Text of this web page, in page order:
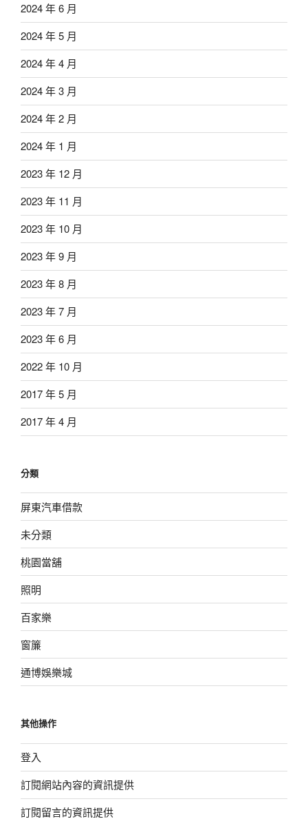
2024 年 6 月
2024 年 5 月
2024 年 4 月
2024 年 3 月
2024 年 2 月
2024 年 1 月
2023 年 12 月
2023 年 11 月
2023 年 10 月
2023 年 9 月
2023 年 8 月
2023 年 7 月
2023 年 6 月
2022 年 10 月
2017 年 5 月
2017 年 4 月
分類
屏東汽車借款
未分類
桃園當舖
照明
百家樂
窗簾
通博娛樂城
其他操作
登入
訂閱網站內容的資訊提供
訂閱留言的資訊提供